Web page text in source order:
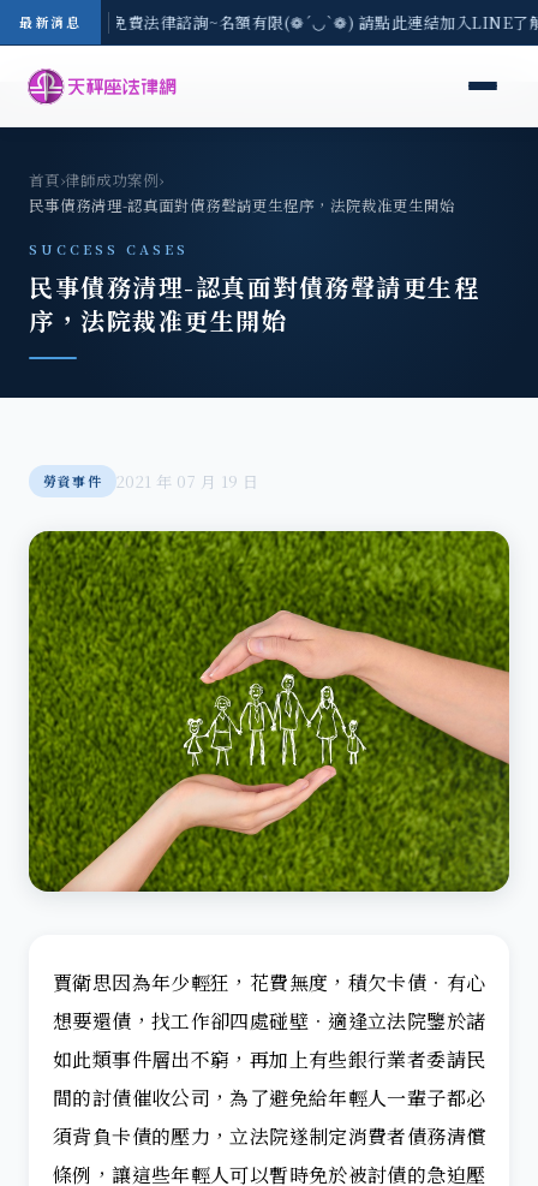
最新消息
-8/3(一) 現場免費法律諮詢~名額有限(❁´◡`❁) 請點此連結加入LINE
首頁›律師成功案例›
民事債務清理-認真面對債務聲請更生程序，法院裁准更生開始
SUCCESS CASES
民事債務清理-認真面對債務聲請更生程
序，法院裁准更生開始
勞資事件 2021 年 07 月 19 日
賈衛思因為年少輕狂，花費無度，積欠卡債．有心
想要還債，找工作卻四處碰壁．適逢立法院鑒於諸
如此類事件層出不窮，再加上有些銀行業者委請民
間的討債催收公司，為了避免給年輕人一輩子都必
須背負卡債的壓力，立法院遂制定消費者債務清償
條例，讓這些年輕人可以暫時免於被討債的急迫壓